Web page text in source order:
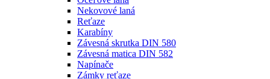
Nekovové laná
Reťaze
Karabíny
Závesná skrutka DIN 580
Závesná matica DIN 582
Napínače
Zámky reťaze